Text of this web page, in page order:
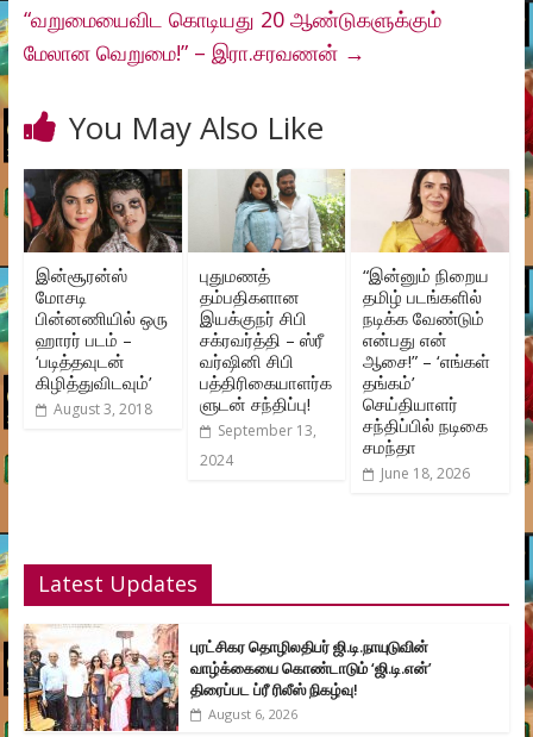
“வறுமையைவிட கொடியது 20 ஆண்டுகளுக்கும்
மேலான வெறுமை!” – இரா.சரவணன் →
You May Also Like
இன்சூரன்ஸ்
மோசடி
பின்னணியில் ஒரு
ஹாரர் படம் –
‘படித்தவுடன்
கிழித்துவிடவும்’
August 3, 2018
புதுமணத்
தம்பதிகளான
இயக்குநர் சிபி
சக்ரவர்த்தி – ஸ்ரீ
வர்ஷினி சிபி
பத்திரிகையாளர்க
ளுடன் சந்திப்பு!
September 13,
2024
“இன்னும் நிறைய
தமிழ் படங்களில்
நடிக்க வேண்டும்
என்பது என்
ஆசை!” – ‘எங்கள்
தங்கம்’
செய்தியாளர்
சந்திப்பில் நடிகை
சமந்தா
June 18, 2026
Latest Updates
புரட்சிகர தொழிலதிபர் ஜி.டி.நாயுடுவின்
வாழ்க்கையை கொண்டாடும் ‘ஜி.டி.என்’
திரைப்பட ப்ரீ ரிலீஸ் நிகழ்வு!
August 6, 2026